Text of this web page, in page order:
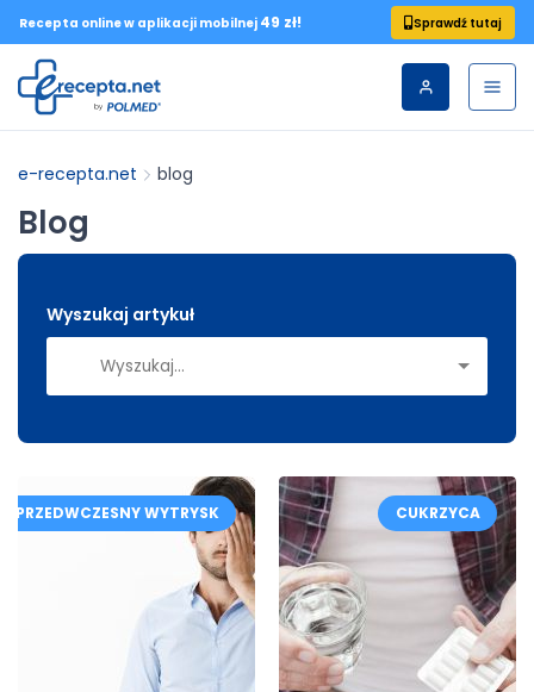
Recepta online w aplikacji mobilnej 49 zł! Sprawdź tutaj
e-recepta.net blog
Blog
Wyszukaj artykuł
PRZEDWCZESNY WYTRYSK CUKRZYCA